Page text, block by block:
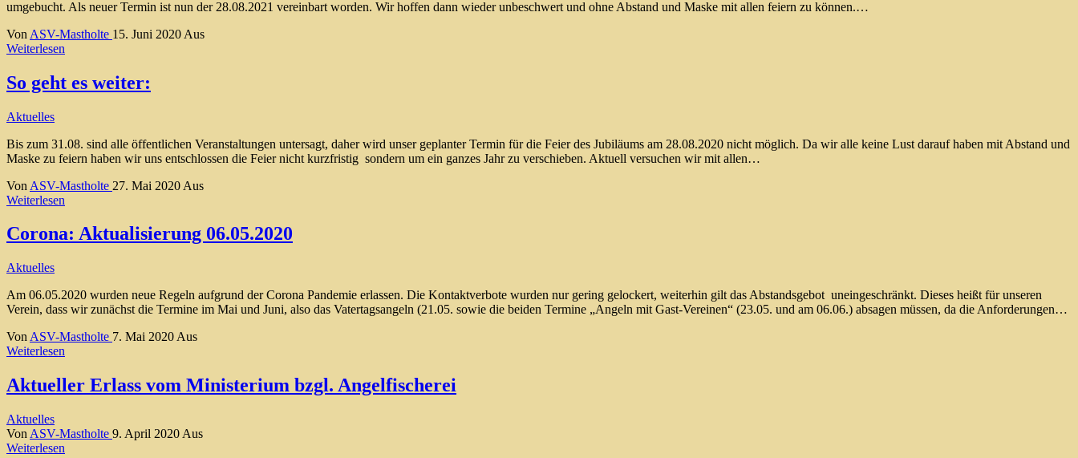
umgebucht. Als neuer Termin ist nun der 28.08.2021 vereinbart worden. Wir hoffen dann wieder unbeschwert und ohne Abstand und Maske mit allen feiern zu können.…
Von ASV-Mastholte 15. Juni 2020 Aus
Weiterlesen
So geht es weiter:
Aktuelles
Bis zum 31.08. sind alle öffentlichen Veranstaltungen untersagt, daher wird unser geplanter Termin für die Feier des Jubiläums am 28.08.2020 nicht möglich. Da wir alle keine Lust darauf haben mit Abstand und
Maske zu feiern haben wir uns entschlossen die Feier nicht kurzfristig sondern um ein ganzes Jahr zu verschieben. Aktuell versuchen wir mit allen…
Von ASV-Mastholte 27. Mai 2020 Aus
Weiterlesen
Corona: Aktualisierung 06.05.2020
Aktuelles
Am 06.05.2020 wurden neue Regeln aufgrund der Corona Pandemie erlassen. Die Kontaktverbote wurden nur gering gelockert, weiterhin gilt das Abstandsgebot uneingeschränkt. Dieses heißt für unseren
Verein, dass wir zunächst die Termine im Mai und Juni, also das Vatertagsangeln (21.05. sowie die beiden Termine „Angeln mit Gast-Vereinen“ (23.05. und am 06.06.) absagen müssen, da die Anforderungen…
Von ASV-Mastholte 7. Mai 2020 Aus
Weiterlesen
Aktueller Erlass vom Ministerium bzgl. Angelfischerei
Aktuelles
Von ASV-Mastholte 9. April 2020 Aus
Weiterlesen